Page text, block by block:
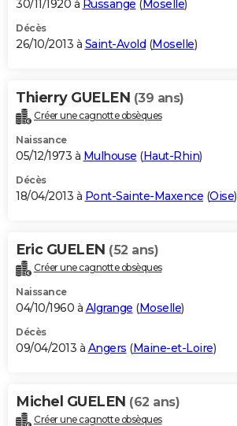
30/11/1920 à Russange ( Moselle)
Décès
26/10/2013 à Saint-Avold (Moselle)
Thierry GUELEN (39 ans)
Créer une cagnotte obsèques
Naissance
05/12/1973 à Mulhouse (Haut-Rhin)
Décès
18/04/2013 à Pont-Sainte-Maxence (Oise)
Eric GUELEN (52 ans)
Créer une cagnotte obsèques
Naissance
04/10/1960 à Algrange (Moselle)
Décès
09/04/2013 à Angers (Maine-et-Loire)
Michel GUELEN (62 ans)
Créer une cagnotte obsèques